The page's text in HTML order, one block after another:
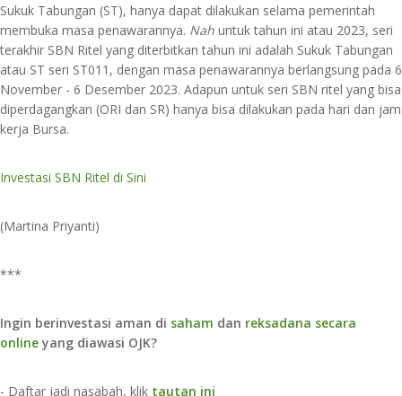
Sukuk Tabungan (ST), hanya dapat dilakukan selama pemerintah
membuka masa penawarannya. Nah untuk tahun ini atau 2023, seri
terakhir SBN Ritel yang diterbitkan tahun ini adalah Sukuk Tabungan
atau ST seri ST011, dengan masa penawarannya berlangsung pada 6
November - 6 Desember 2023. Adapun untuk seri SBN ritel yang bisa
diperdagangkan (ORI dan SR) hanya bisa dilakukan pada hari dan jam
kerja Bursa.
Investasi SBN Ritel di Sini
(Martina Priyanti)
***
Ingin berinvestasi aman di saham dan reksadana secara
online yang diawasi OJK?
- Daftar jadi nasabah, klik tautan ini